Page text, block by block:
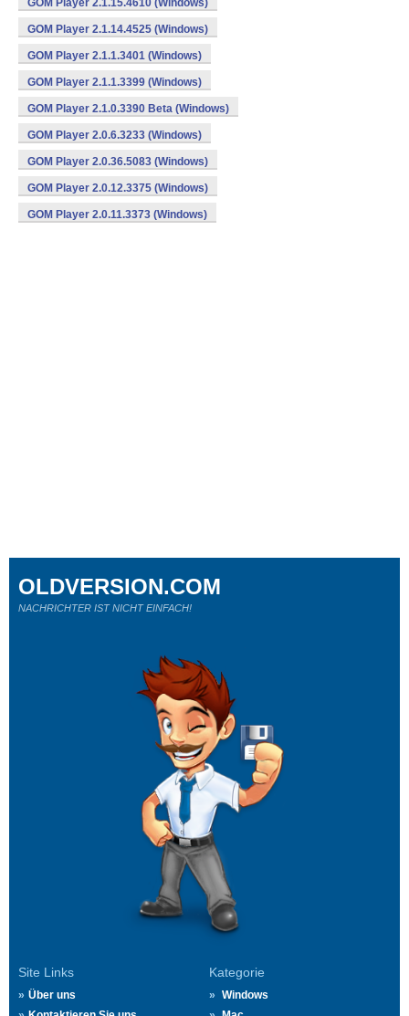
GOM Player 2.1.15.4610 (Windows)
GOM Player 2.1.14.4525 (Windows)
GOM Player 2.1.1.3401 (Windows)
GOM Player 2.1.1.3399 (Windows)
GOM Player 2.1.0.3390 Beta (Windows)
GOM Player 2.0.6.3233 (Windows)
GOM Player 2.0.36.5083 (Windows)
GOM Player 2.0.12.3375 (Windows)
GOM Player 2.0.11.3373 (Windows)
Site Links
Über uns
Kategorie
Windows
OLDVERSION.COM
NACHRICHTER IST NICHT EINFACH!